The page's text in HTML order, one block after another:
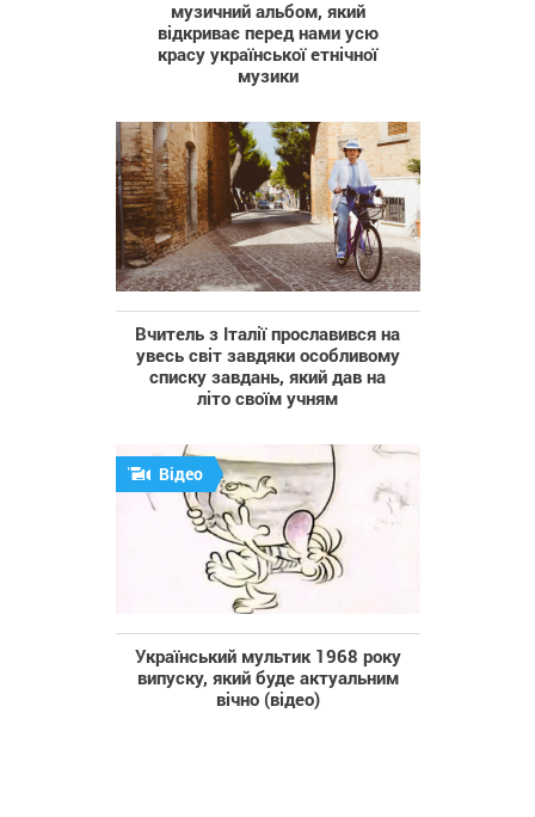
музичний альбом, який
відкриває перед нами усю
красу української етнічної
музики
Вчитель з Італії прославився на
увесь світ завдяки особливому
списку завдань, який дав на
літо своїм учням
Відео
Український мультик 1968 року
випуску, який буде актуальним
вічно (відео)